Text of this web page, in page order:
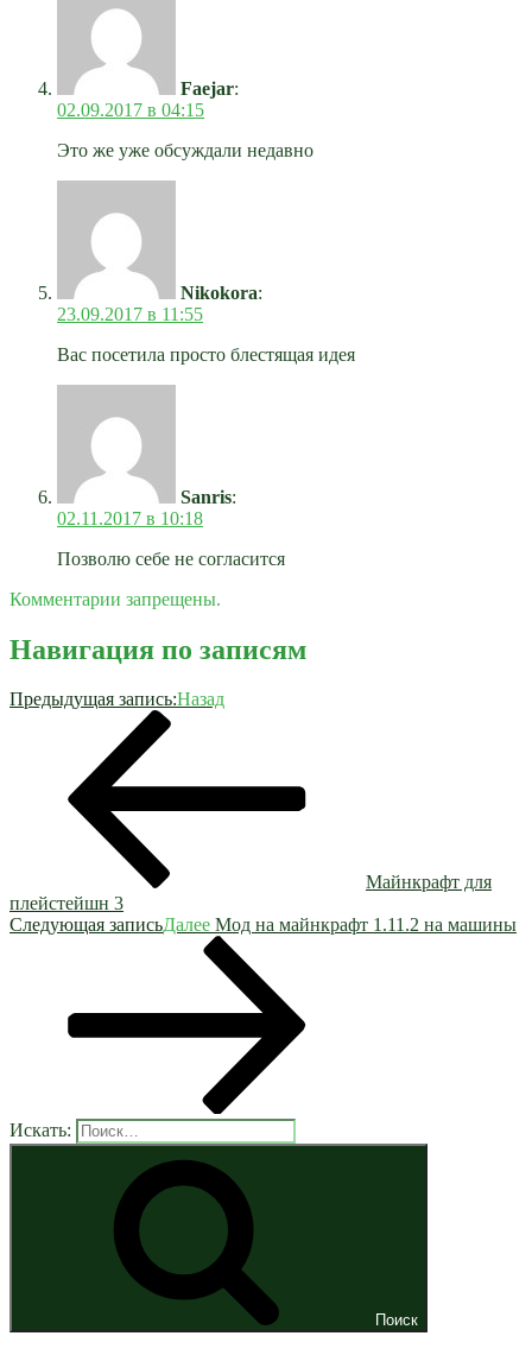
Faejar:
02.09.2017 в 04:15
Это же уже обсуждали недавно
Nikokora:
23.09.2017 в 11:55
Вас посетила просто блестящая идея
Sanris:
02.11.2017 в 10:18
Позволю себе не согласится
Комментарии запрещены.
Навигация по записям
Предыдущая запись:Назад
Майнкрафт для
плейстейшн 3
Следующая записьДалее Мод на майнкрафт 1.11.2 на машины
Искать:
Поиск